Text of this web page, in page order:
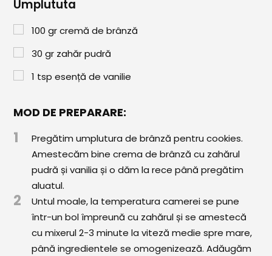
Comunitatea
Cum adăugăm o rețetă
Regulament de postare
CONCURS
Umplututa
100 gr cremă de brânză
30 gr zahăr pudră
1 tsp esență de vanilie
MOD DE PREPARARE:
1
Pregătim umplutura de brânză pentru cookies.
Amestecăm bine crema de brânză cu zahărul
pudră și vanilia și o dăm la rece până pregătim
aluatul.
2
Untul moale, la temperatura camerei se pune
într-un bol împreună cu zahărul și se amestecă
cu mixerul 2-3 minute la viteză medie spre mare,
până ingredientele se omogenizează. Adăugăm